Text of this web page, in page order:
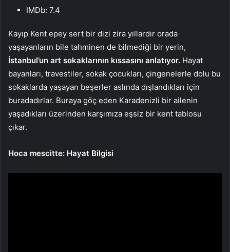
IMDb: 7.4
Kayıp Kent epey sert bir dizi zira yıllardır orada
yaşayanların bile tahminen de bilmediği bir yerin,
İstanbul’un art sokaklarının kıssasını anlatıyor. Hayat
bayanları, travestiler, sokak çocukları, çingenelerle dolu bu
sokaklarda yaşayan beşerler aslında dışlandıkları için
buradadırlar. Buraya göç eden Karadenizli bir ailenin
yaşadıkları üzerinden karşımıza eşsiz bir kent tablosu
çıkar.
Hoca mescitte: Hayat Bilgisi